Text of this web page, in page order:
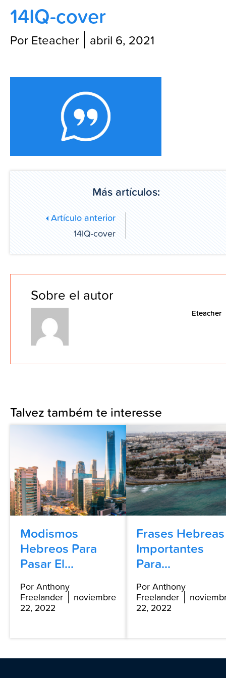
Blog
14IQ-cover
Por Eteacher abril 6, 2021
Más artículos:
Artículo anterior
14IQ-cover
Sobre el autor
Eteacher
Talvez também te interesse
Modismos
Hebreos Para
Pasar El...
Por Anthony
Freelander
noviembre
22, 2022
Frases Hebreas
Importantes
Para...
Por Anthony
Freelander
22, 2022